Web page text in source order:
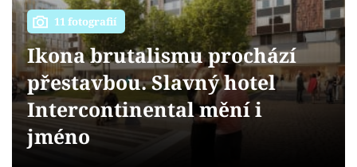
11 fotografií
Ikona brutalismu prochází
přestavbou. Slavný hotel
Intercontinental mění i
jméno